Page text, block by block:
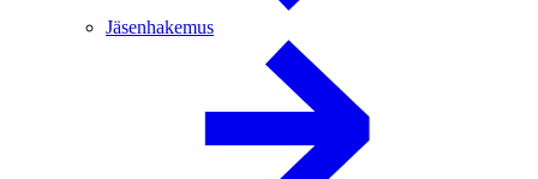
Jäsenhakemus